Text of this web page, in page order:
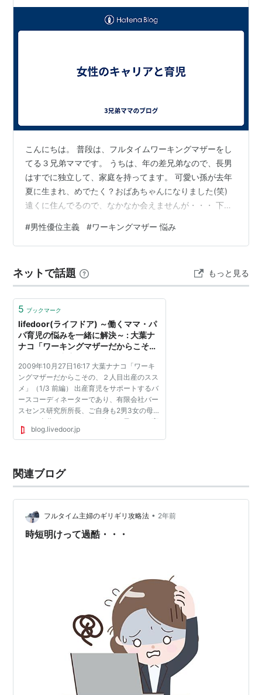
こんにちは。 普段は、フルタイムワーキングマザーをし
てる３兄弟ママです。 うちは、年の差兄弟なので、長男
はすでに独立して、家庭を持ってます。 可愛い孫が去年
夏に生まれ、めでたく？おばあちゃんになりました(笑)
遠くに住んでるので、なかなか会えませんが・・・ 下に
やこしい感じで絶賛反抗期なので、扱いに困ること 多々
ありますが、自分が産んだ子なのでどこまでも、しつこ
性優位の古い体質なので、なかなか女性が 管理職になる
のが難しいです。 働きが、いまいちでも年齢、男性とい
#男性優位主義 #ワーキングマザー 悩み
ネットで話題 もっと見る
5 ブックマーク
lifedoor(ライフドア) ～働くママ・パ
パ育児の悩みを一緒に解決～ : 大葉ナ
ナコ「ワーキングマザーだからこそ
編）
2009年10月27日16:17 大葉ナナコ「ワーキ
ングマザーだからこその、２人目出産のスス
メ」（1/3 前編） 出産育児をサポートするバ
ースコーディネーターであり、有限会社バー
スセンス研究所所長、ご自身も2男3女の母で
もある大葉ナナコさんに、多くの子どもを育
てる歓びと秘訣について伺いました。 ■ワー
blog.livedoor.jp
関連ブログ
フルタイム主婦のギリギリ攻略法 • 2年前
時短明けって過酷・・・